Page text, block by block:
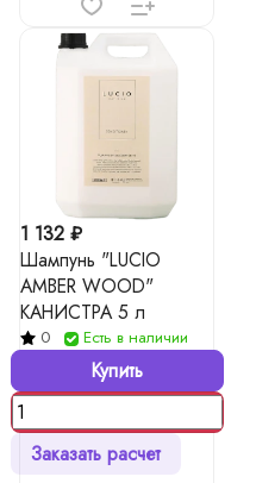
1 132 ₽
Шампунь "LUCIO
AMBER WOOD"
КАНИСТРА 5 л
0 Есть в наличии
Купить
Заказать расчет